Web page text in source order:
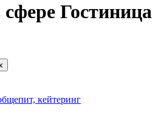
Гостиница
кейтеринг